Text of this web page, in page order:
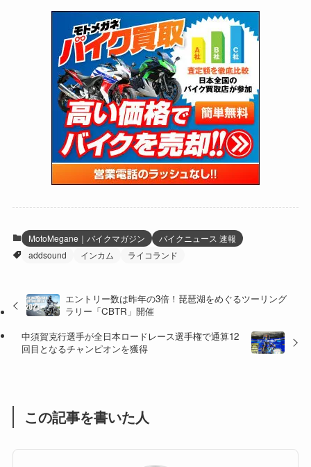
(51)
(34)
(5)
(12)
(63)
(109)
(16)
(25)
(24)
(47)
(15)
(5)
(16)
(62)
(4)
(6)
(17)
(5)
(27)
(131)
(38)
(131)
(167)
(85)
(21)
(61)
(171)
(98)
(13)
(60)
(274)
(171)
(38)
(47)
(59)
(41)
(47)
(1)
(16)
(141)
(255)
(204)
(166)
(23)
(33)
(34)
(35)
(41)
(415)
(16)
(73) (126)
(170)
(118)
(27)
(1,605)
(147)
(13)
(19)
(12)
(16)
(20)
(4)
(16)
(1)
MotoMegane｜バイクマガジン
バイクニュース 速報
addsound
インカム ライコランド
エントリー数は昨年の3倍！琵琶湖をめぐるツーリング
ラリー「CBTR」開催
中須賀克行選手が全日本ロードレース選手権で通算12
回目となるチャンピオンを獲得
この記事を書いた人